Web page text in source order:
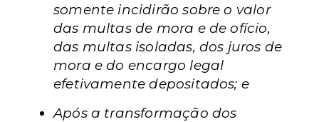
somente incidirão sobre o valor
das multas de mora e de ofício,
das multas isoladas, dos juros de
mora e do encargo legal
efetivamente depositados; e
Após a transformação dos